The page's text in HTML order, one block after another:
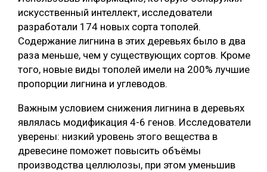
МЕБЕЛЬНОЕ ПРОИЗВОДСТВО
искусственный интеллект, исследователи
разработали 174 новых сорта тополей.
Содержание лигнина в этих деревьях было в два
раза меньше, чем у существующих сортов. Кроме
того, новые виды тополей имели на 200% лучшие
пропорции лигнина и углеводов.
Важным условием снижения лигнина в деревьях
являлась модификация 4-6 генов. Исследователи
уверены: низкий уровень этого вещества в
древесине поможет повысить объёмы
производства целлюлозы, при этом уменьшив